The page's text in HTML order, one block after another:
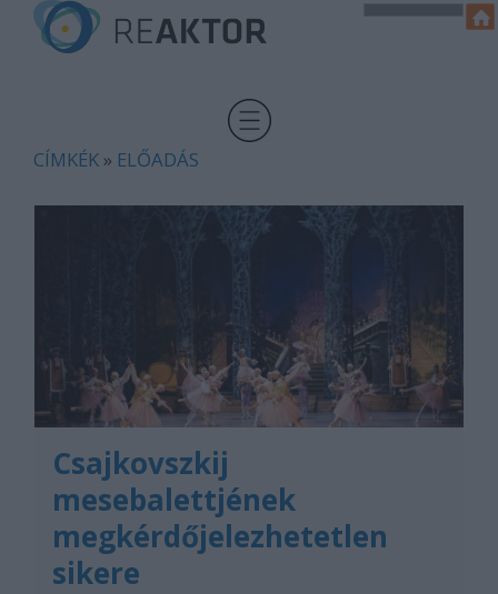
CÍMKÉK » ELŐADÁS
Csajkovszkij
mesebalettjének
megkérdőjelezhetetlen
sikere